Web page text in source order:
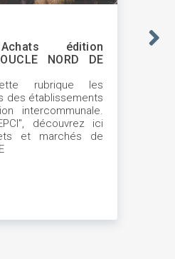
édition
NORD DE
rubrique les
des établissements
intercommunale.
découvrez ici
et marchés de